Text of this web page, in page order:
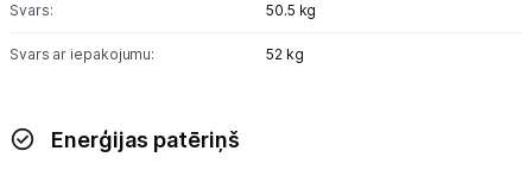
Svars: 50.5 kg
Svars ar iepakojumu: 52 kg
Enerģijas patēriņš